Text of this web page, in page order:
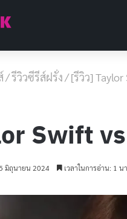
/รีวิวซีรีส์ฝรั่ง/[รีวิว]
Swift
มิถุนายน 2024 เวลาในการอ่าน: 1 น